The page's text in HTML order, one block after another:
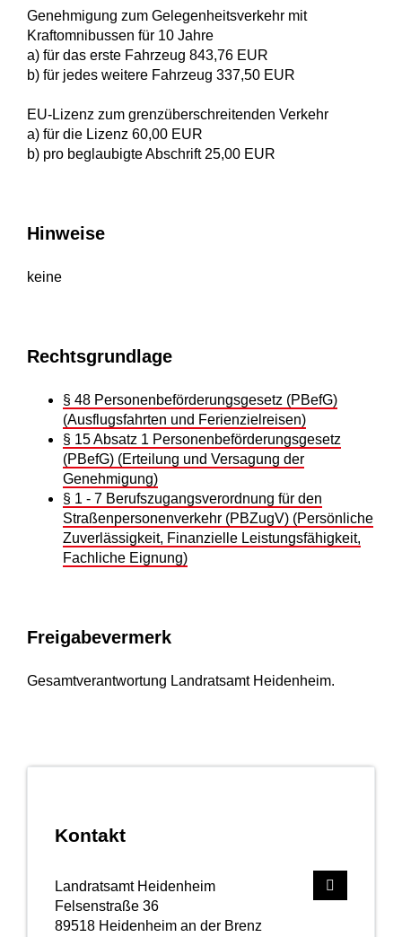
Kontakt
Landratsamt Heidenheim
Felsenstraße 36
89518 Heidenheim an der Brenz
Genehmigung zum Gelegenheitsverkehr mit
Kraftomnibussen für 10 Jahre
a) für das erste Fahrzeug 843,76 EUR
b) für jedes weitere Fahrzeug 337,50 EUR
EU-Lizenz zum grenzüberschreitenden Verkehr
a) für die Lizenz 60,00 EUR
b) pro beglaubigte Abschrift 25,00 EUR
Hinweise
keine
Rechtsgrundlage
§ 48 Personenbeförderungsgesetz (PBefG)
(Ausflugsfahrten und Ferienzielreisen)
§ 15 Absatz 1 Personenbeförderungsgesetz
(PBefG) (Erteilung und Versagung der
Genehmigung)
§ 1 - 7 Berufszugangsverordnung für den
Straßenpersonenverkehr (PBZugV) (Persönliche
Zuverlässigkeit, Finanzielle Leistungsfähigkeit,
Fachliche Eignung)
Freigabevermerk
Gesamtverantwortung Landratsamt Heidenheim.